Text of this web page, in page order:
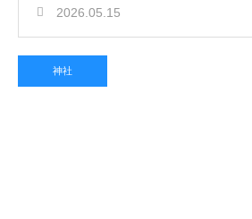
2026.05.15
神社